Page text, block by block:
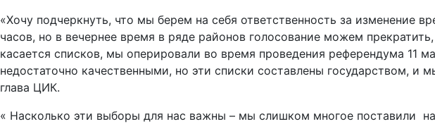
«Хочу подчеркнуть, что мы берем на себя ответственность за изменение
часов, но в вечернее время в ряде районов голосование можем
касается списков, мы оперировали во время проведения референдума 11
недостаточно качественными, но эти списки составлены государством,
глава ЦИК.
« Насколько эти выборы для нас важны – мы слишком многое поставили